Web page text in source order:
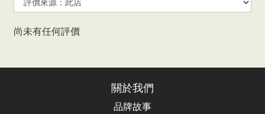
尚未有任何評價
關於我們
品牌故事